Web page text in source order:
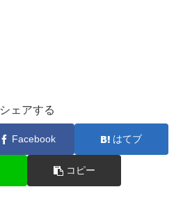
シェアする
Facebook はてブ
コピー